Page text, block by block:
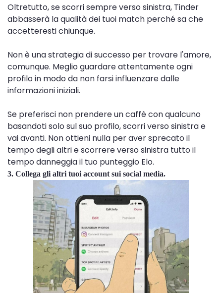
Oltretutto, se scorri sempre verso sinistra, Tinder
abbasserà la qualità dei tuoi match perché sa che
accetteresti chiunque.
Non è una strategia di successo per trovare l'amore,
comunque. Meglio guardare attentamente ogni
profilo in modo da non farsi influenzare dalle
informazioni iniziali.
Se preferisci non prendere un caffè con qualcuno
basandoti solo sul suo profilo, scorri verso sinistra e
vai avanti. Non ottieni nulla per aver sprecato il
tempo degli altri e scorrere verso sinistra tutto il
tempo danneggia il tuo punteggio Elo.
3. Collega gli altri tuoi account sui social media.